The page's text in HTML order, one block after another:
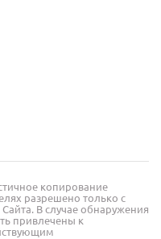
копирование
разрешено только с
В случае обнаружения
привлечены к